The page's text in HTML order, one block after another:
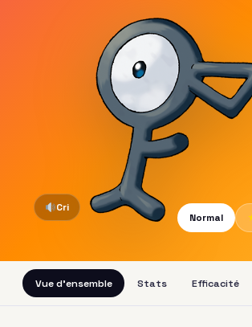
Cri
Normal
Vue d'ensemble Stats Efficacité